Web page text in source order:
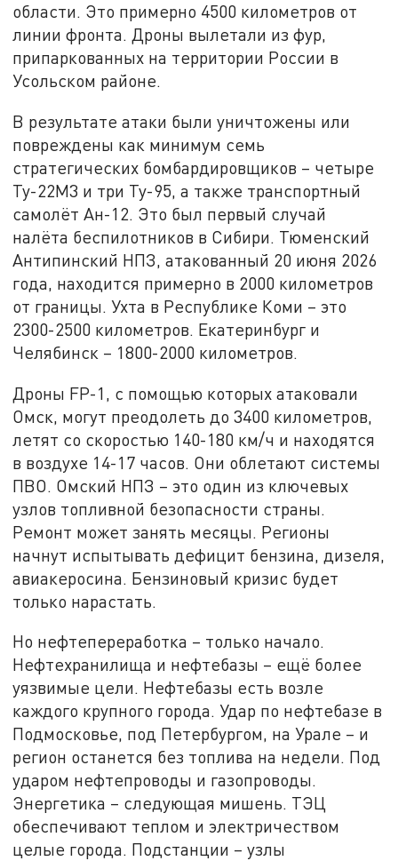
области. Это примерно 4500 километров от
линии фронта. Дроны вылетали из фур,
припаркованных на территории России в
Усольском районе.
В результате атаки были уничтожены или
повреждены как минимум семь
стратегических бомбардировщиков – четыре
Ту-22М3 и три Ту-95, а также транспортный
самолёт Ан-12. Это был первый случай
налёта беспилотников в Сибири. Тюменский
Антипинский НПЗ, атакованный 20 июня 2026
года, находится примерно в 2000 километров
от границы. Ухта в Республике Коми – это
2300-2500 километров. Екатеринбург и
Челябинск – 1800-2000 километров.
Дроны FP-1, с помощью которых атаковали
Омск, могут преодолеть до 3400 километров,
летят со скоростью 140-180 км/ч и находятся
в воздухе 14-17 часов. Они облетают системы
ПВО. Омский НПЗ – это один из ключевых
узлов топливной безопасности страны.
Ремонт может занять месяцы. Регионы
начнут испытывать дефицит бензина, дизеля,
авиакеросина. Бензиновый кризис будет
только нарастать.
Но нефтепереработка – только начало.
Нефтехранилища и нефтебазы – ещё более
уязвимые цели. Нефтебазы есть возле
каждого крупного города. Удар по нефтебазе в
Подмосковье, под Петербургом, на Урале – и
регион останется без топлива на недели. Под
ударом нефтепроводы и газопроводы.
Энергетика – следующая мишень. ТЭЦ
обеспечивают теплом и электричеством
целые города. Подстанции – узлы